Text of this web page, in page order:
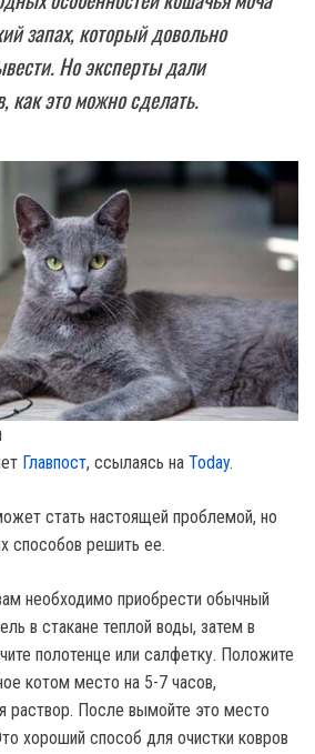
запах, который довольно
Но эксперты дали
как это можно сделать.
Главпост, ссылаясь на Today.
стать настоящей проблемой, но
способов решить ее.
необходимо приобрести обычный
в стакане теплой воды, затем в
полотенце или салфетку. Положите
котом место на 5-7 часов,
раствор. После вымойте это место
хороший способ для очистки ковров